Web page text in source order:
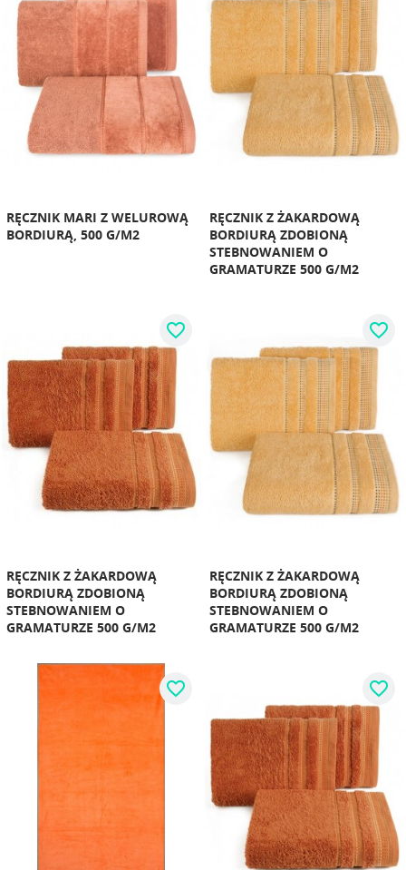
RĘCZNIK MARI Z WELUROWĄ
BORDIURĄ, 500 G/M2
RĘCZNIK Z ŻAKARDOWĄ
BORDIURĄ ZDOBIONĄ
STEBNOWANIEM O
GRAMATURZE 500 G/M2
RĘCZNIK Z ŻAKARDOWĄ
BORDIURĄ ZDOBIONĄ
STEBNOWANIEM O
GRAMATURZE 500 G/M2
favorite_border
RĘCZNIK Z ŻAKARDOWĄ
BORDIURĄ ZDOBIONĄ
STEBNOWANIEM O
GRAMATURZE 500 G/M2
favorite_border
favorite_border favorite_border